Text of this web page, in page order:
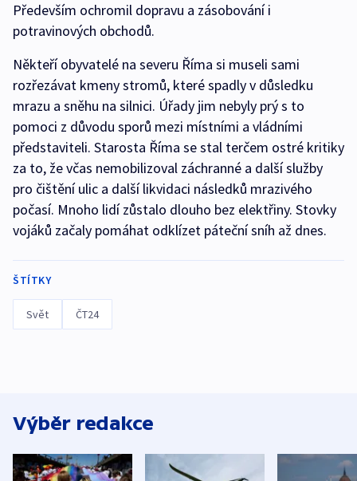
Především ochromil dopravu a zásobování i
potravinových obchodů.
Někteří obyvatelé na severu Říma si museli sami
rozřezávat kmeny stromů, které spadly v důsledku
mrazu a sněhu na silnici. Úřady jim nebyly prý s to
pomoci z důvodu sporů mezi místními a vládními
představiteli. Starosta Říma se stal terčem ostré kritiky
za to, že včas nemobilizoval záchranné a další služby
pro čištění ulic a další likvidaci následků mrazivého
počasí. Mnoho lidí zůstalo dlouho bez elektřiny. Stovky
vojáků začaly pomáhat odklízet páteční sníh až dnes.
ŠTÍTKY
Svět ČT24
Výběr redakce